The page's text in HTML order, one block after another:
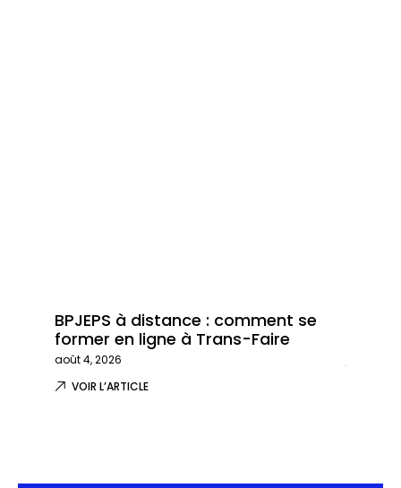
BPJEPS à distance : comment se
former en ligne à Trans-Faire
août 4, 2026
VOIR L’ARTICLE